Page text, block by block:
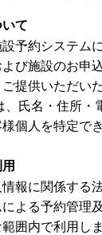
て
予約システム
び施設のお申
提供いただい
、氏名・住所・
様個人を特定で
報に関係する
よる予約管理
囲内で利用し